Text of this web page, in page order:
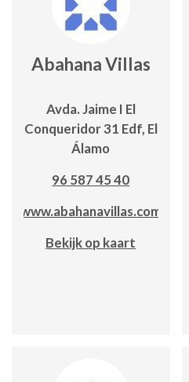
Abahana Villas
Avda. Jaime I El
Conqueridor 31 Edf, El
Álamo
96 587 45 40
www.abahanavillas.com
Bekijk op kaart